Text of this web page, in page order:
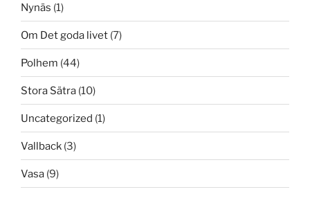
Nynäs (1)
Om Det goda livet (7)
Polhem (44)
Stora Sätra (10)
Uncategorized (1)
Vallback (3)
Vasa (9)